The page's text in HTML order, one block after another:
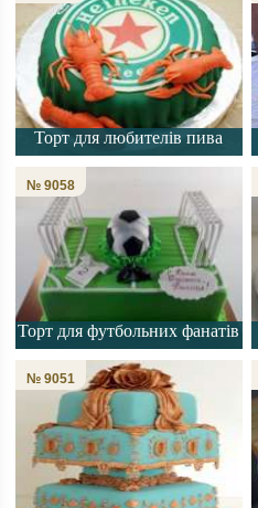
Торт для любителів пива
Торт для футбольних фанатів
№ 9058
№ 9051